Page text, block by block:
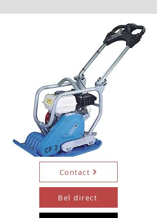
Contact
Bel direct